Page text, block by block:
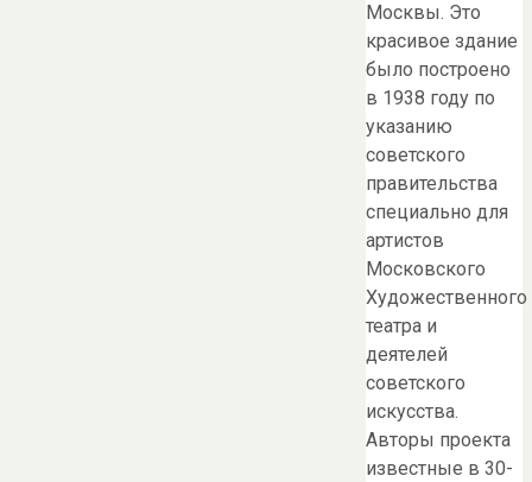
Москвы. Это
красивое здание
было построено
в 1938 году по
указанию
советского
правительства
специально для
артистов
Московского
Художественного
театра и
деятелей
советского
искусства.
Авторы проекта
известные в 30-